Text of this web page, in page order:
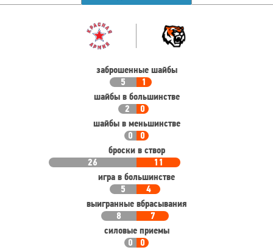
Команда
заброшенные шайбы
5
1
шайбы в большинстве
2
0
шайбы в меньшинстве
0
0
броски в створ
26
11
игра в большинстве
5
4
выигранные вбрасывания
8
7
силовые приемы
0
0